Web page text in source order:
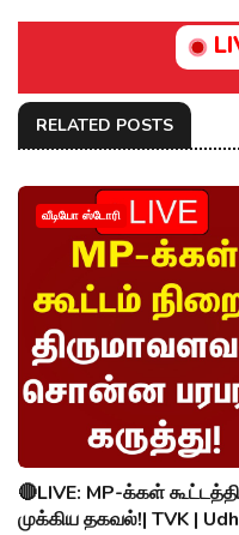
RELATED POSTS
வீடியோ ஸ்டோரி
🔴LIVE: MP-க்கள்
முக்கிய தகவல்!| TVK |